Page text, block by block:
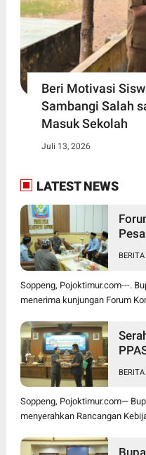
Beri Motivasi
Sambangi Salah
Masuk Sekolah
Juli 13, 2026
LATEST NEWS
Soppeng, Pojoktimur.com---.
menerima kunjungan Forum
Soppeng, Pojoktimur.com—
menyerahkan Rancangan